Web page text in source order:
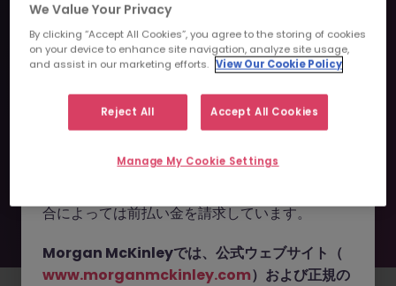
申し訳ございません。こちら
の求人の掲載は終了しまし
た。
になりすまし、求職者を詐欺に巻き込もうとする
事例が報告されています。
morganmckinleyjob.com、
morganmckinleyhire.com）を使用し、虚偽の
で、WhatsApp などのメッセージアプリを通じ
合によっては前払い金を請求しています。
Morgan McKinleyでは、公式ウェブサイト（
www.morganmckinley.com）および正規の
We Value Your Privacy
By clicking “Accept All Cookies”, you agree to the storing of cookies
on your device to enhance site navigation, analyze site usage,
and assist in our marketing efforts. View Our Cookie Policy
Reject All Accept All Cookies
Manage My Cookie Settings